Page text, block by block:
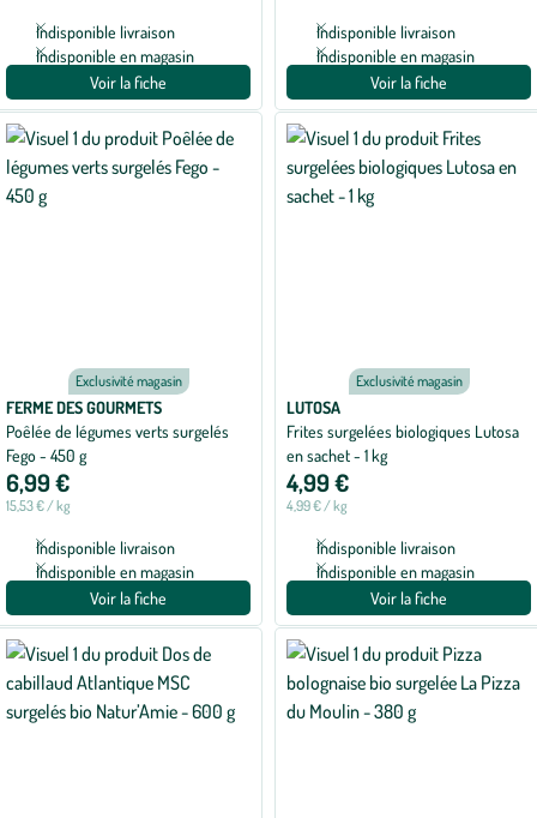
Indisponible livraison
Indisponible en magasin
Voir la fiche
Indisponible livraison
Indisponible en magasin
Voir la fiche
Exclusivité magasin
FERME DES GOURMETS
Poêlée de légumes verts surgelés
Fego - 450 g
6,99 €
15,53 € / kg
Indisponible livraison
Indisponible en magasin
Voir la fiche
Exclusivité magasin
LUTOSA
Frites surgelées biologiques Lutosa
en sachet - 1 kg
4,99 €
4,99 € / kg
Indisponible livraison
Indisponible en magasin
Voir la fiche